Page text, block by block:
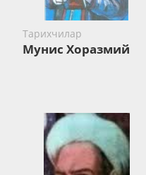
Тарихчилар
Мунис Хоразмий